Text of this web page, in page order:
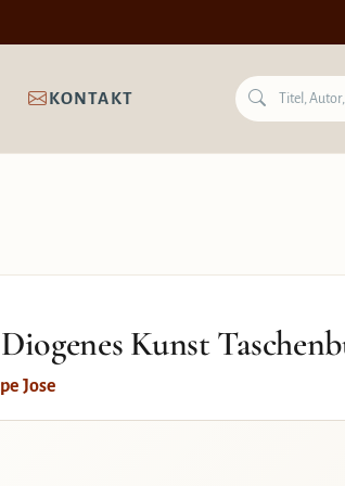
KONTAKT
Kunst
Jose